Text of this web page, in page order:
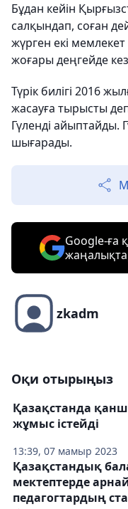
Бұдан кейін
салқындап, соған
жүрген екі
жоғары деңгейде
Түрік билігі 2016
жасауға тырысты
Гүленді айыптайды.
шығарады.
Google-ға
zkadm
Оқи отырыңыз
13:39, 07 мамыр 2023
Қазақстанда
жұмыс істейді
Қазақстандық
мектептерде
педагогтардың